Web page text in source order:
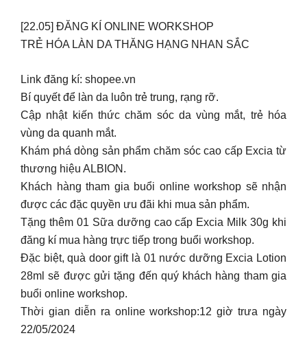
[22.05] ĐĂNG KÍ ONLINE WORKSHOP
TRẺ HÓA LÀN DA THĂNG HẠNG NHAN SẮC
Link đăng kí: shopee.vn
Bí quyết để làn da luôn trẻ trung, rạng rỡ.
Cập nhật kiến thức chăm sóc da vùng mắt, trẻ hóa
vùng da quanh mắt.
Khám phá dòng sản phẩm chăm sóc cao cấp Excia từ
thương hiệu ALBION.
Khách hàng tham gia buổi online workshop sẽ nhận
được các đặc quyền ưu đãi khi mua sản phẩm.
Tặng thêm 01 Sữa dưỡng cao cấp Excia Milk 30g khi
đăng kí mua hàng trực tiếp trong buổi workshop.
Đặc biệt, quà door gift là 01 nước dưỡng Excia Lotion
28ml sẽ được gửi tặng đến quý khách hàng tham gia
buổi online workshop.
Thời gian diễn ra online workshop:12 giờ trưa ngày
22/05/2024